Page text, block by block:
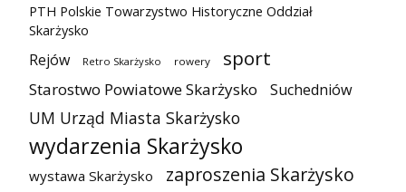
PTH Polskie Towarzystwo Historyczne Oddział
Skarżysko
Rejów Retro Skarżysko rowery sport
Starostwo Powiatowe Skarżysko Suchedniów
UM Urząd Miasta Skarżysko
wydarzenia Skarżysko
wystawa Skarżysko zaproszenia Skarżysko